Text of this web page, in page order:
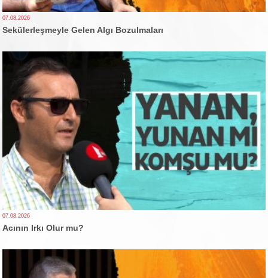
07.08.2026
Sekülerleşmeyle Gelen Algı Bozulmaları
07.08.2026
Acının Irkı Olur mu?